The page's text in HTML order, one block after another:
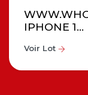
IPHONE 1...
Voir Lot